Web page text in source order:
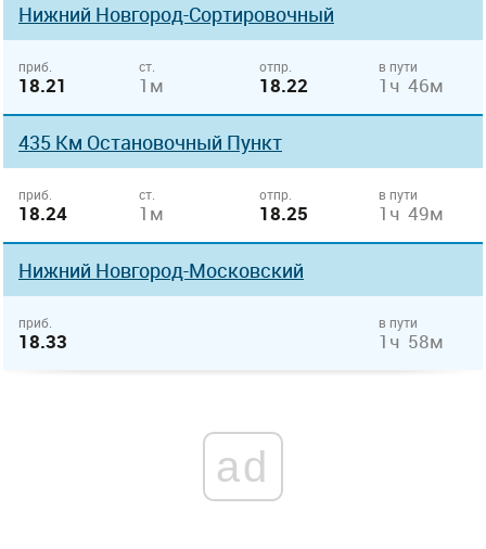
Нижний Новгород-Сортировочный
приб.
18.21
ст.
1м
отпр.
18.22
в пути
1ч 46м
435 Км Остановочный Пункт
приб.
18.24
ст.
1м
отпр.
18.25
в пути
1ч 49м
Нижний Новгород-Московский
приб.
18.33
в пути
1ч 58м
ad